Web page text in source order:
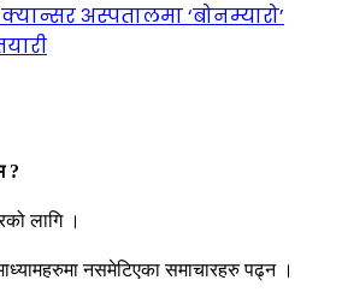
अस्पतालमा ‘बोनम्यारो’
?
लागि ।
नसमेटिएका समाचारहरु पढ्न ।